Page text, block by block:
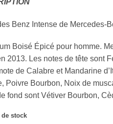
Benz Intense de Mercedes-
Boisé Épicé pour homme.
2013. Les notes de tête sont
de Calabre et Mandarine
Poivre Bourbon, Noix de
fond sont Vétiver Bourbon,
de stock